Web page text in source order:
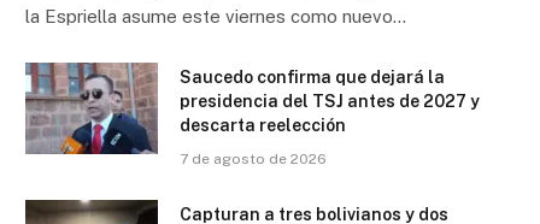
la Espriella asume este viernes como nuevo…
Saucedo confirma que dejará la
presidencia del TSJ antes de 2027 y
descarta reelección
7 de agosto de 2026
Capturan a tres bolivianos y dos